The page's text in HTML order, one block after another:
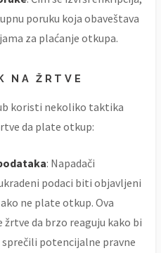
poruku koja obaveštava
za plaćanje otkupa.
NA ŽRTVE
koristi nekoliko taktika
da plate otkup:
: Napadači
podaci biti objavljeni
ne plate otkup. Ova
da brzo reaguju kako bi
potencijalne pravne